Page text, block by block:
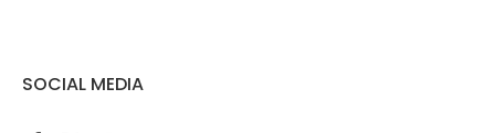
SOCIAL MEDIA